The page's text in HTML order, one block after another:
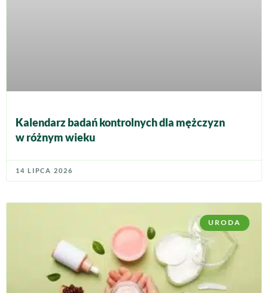
Kalendarz badań kontrolnych dla mężczyzn
w różnym wieku
14 LIPCA 2026
URODA